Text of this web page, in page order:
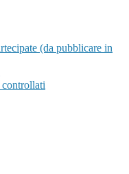
(da pubblicare in